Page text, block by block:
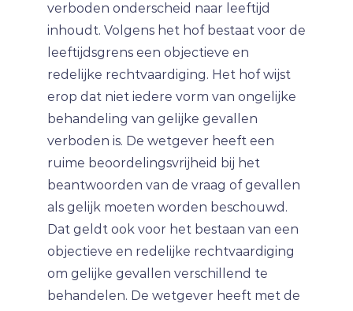
verboden onderscheid naar leeftijd
inhoudt. Volgens het hof bestaat voor de
leeftijdsgrens een objectieve en
redelijke rechtvaardiging. Het hof wijst
erop dat niet iedere vorm van ongelijke
behandeling van gelijke gevallen
verboden is. De wetgever heeft een
ruime beoordelingsvrijheid bij het
beantwoorden van de vraag of gevallen
als gelijk moeten worden beschouwd.
Dat geldt ook voor het bestaan van een
objectieve en redelijke rechtvaardiging
om gelijke gevallen verschillend te
behandelen. De wetgever heeft met de